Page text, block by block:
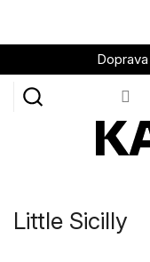
obsah
Little Sicilly